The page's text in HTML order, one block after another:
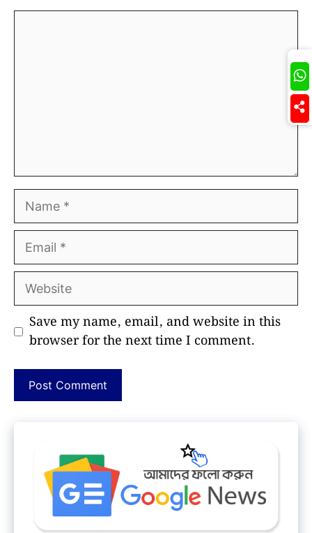
Name
Email
Website
Save my name, email, and website in this
browser for the next time I comment.